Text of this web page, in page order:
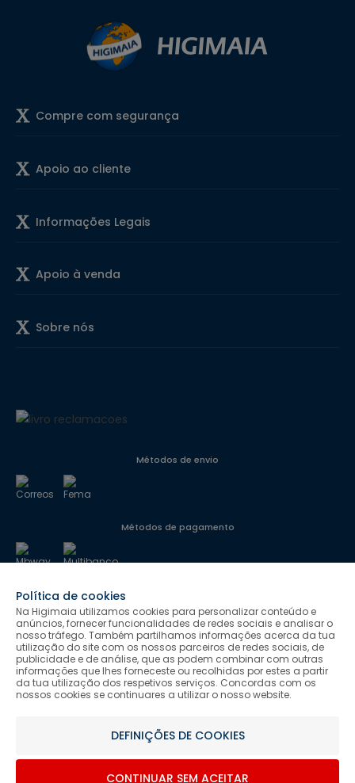
Compre com segurança
Apoio ao cliente
Informações Legais
Apoio à venda
Sobre nós
Métodos de envio
Métodos de pagamento
Siga-nos
Salvo indicação de contrário as promoções apresentadas são
Higimaia © 2026 Todos os direitos reservados. Designed & Developed
Política de cookies
Na Higimaia utilizamos cookies para personalizar conteúdo e
anúncios, fornecer funcionalidades de redes sociais e analisar o
nosso tráfego. Também partilhamos informações acerca da tua
utilização do site com os nossos parceiros de redes sociais, de
publicidade e de análise, que as podem combinar com outras
informações que lhes forneceste ou recolhidas por estes a partir
da tua utilização dos respetivos serviços. Concordas com os
nossos cookies se continuares a utilizar o nosso website.
DEFINIÇÕES DE COOKIES
CONTINUAR SEM ACEITAR